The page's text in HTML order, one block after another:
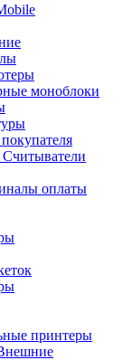
моноблоки
Считыватели
оплаты
принтеры